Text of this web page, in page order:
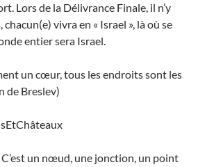
Lors de la Délivrance Finale, il n’y
vivra en « Israel », là où se
entier sera Israel.
un cœur, tous les endroits sont les
de Breslev)
un nœud, une jonction, un point